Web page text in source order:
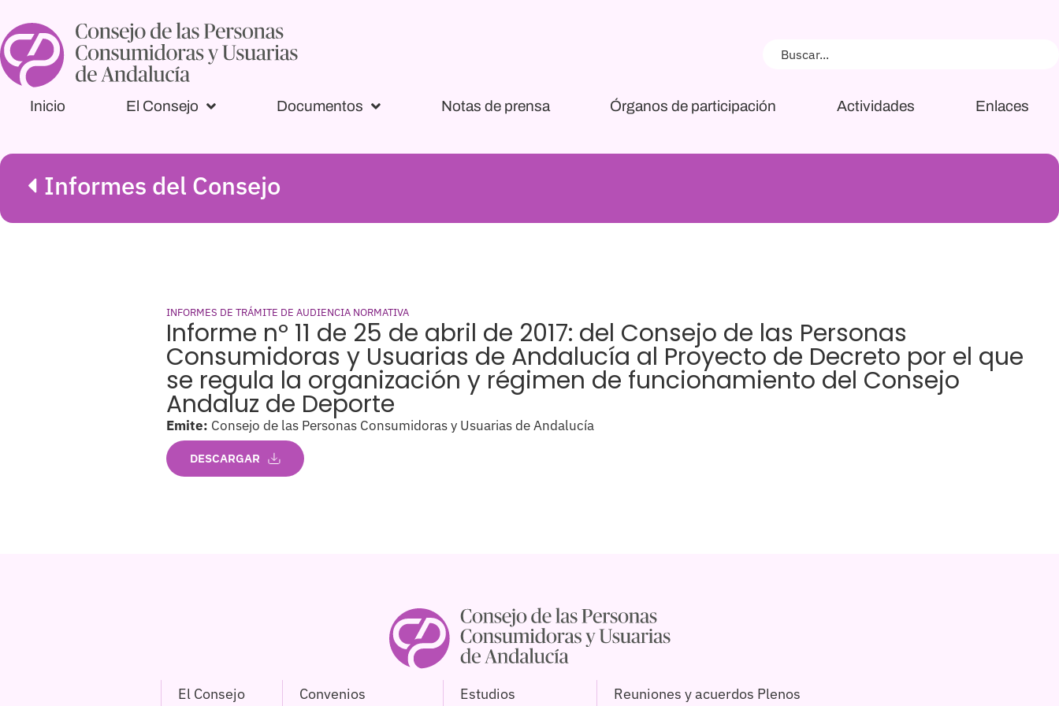
Inicio El Consejo Documentos Notas de prensa Órganos de participación Actividades Enlaces
Informes del Consejo
INFORMES DE TRÁMITE DE AUDIENCIA NORMATIVA
Informe nº 11 de 25 de abril de 2017: del Consejo de las Personas
Consumidoras y Usuarias de Andalucía al Proyecto de Decreto por el que
se regula la organización y régimen de funcionamiento del Consejo
Andaluz de Deporte
Emite: Consejo de las Personas Consumidoras y Usuarias de Andalucía
DESCARGAR
El Consejo Convenios Estudios Reuniones y acuerdos Plenos